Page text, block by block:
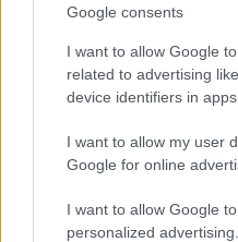
Google consents
I want to allow Google
related to advertising
device identifiers in apps.
I want to allow my user
Google for online
I want to allow Google
personalized advertising.
Ενώπιον ανακριτή ο